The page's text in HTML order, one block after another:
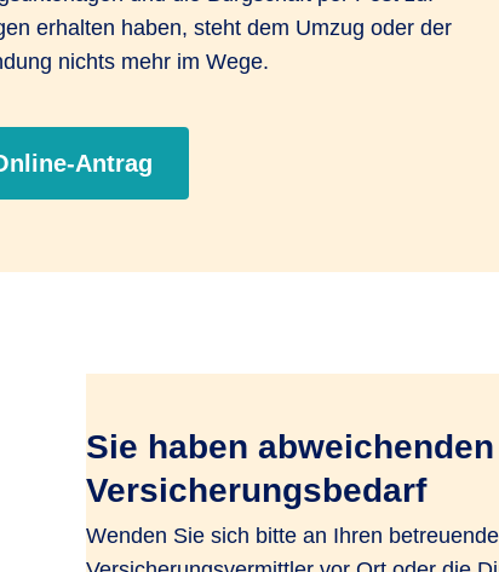
erhalten haben, steht dem Umzug oder der
nichts mehr im Wege.
Antrag
Sie haben abweichenden
Versicherungsbedarf
Wenden Sie sich bitte an Ihren